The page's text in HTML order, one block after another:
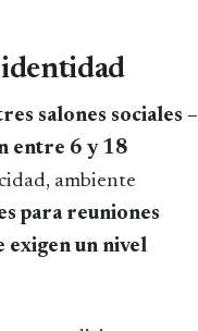
identidad
salones sociales –
entre 6 y 18
ambiente
para reuniones
exigen un nivel